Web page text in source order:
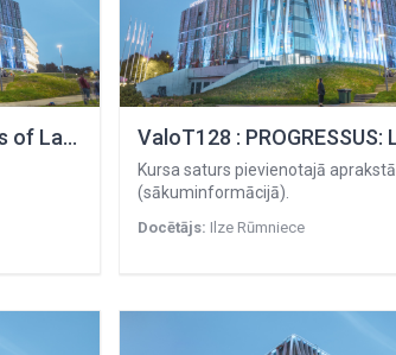
ValoT127 : INITIUM: basics of Latin
Kursa saturs pievienotajā aprakstā
(sākuminformācijā).
Docētājs: Ilze Rūmniece